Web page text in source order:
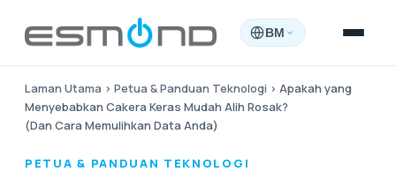
BM
Laman Utama › Petua & Panduan Teknologi › Apakah yang
Menyebabkan Cakera Keras Mudah Alih Rosak?
(Dan Cara Memulihkan Data Anda)
PETUA & PANDUAN TEKNOLOGI